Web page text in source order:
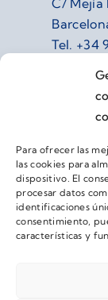
Para ofrecer las
las cookies para
dispositivo. El
procesar datos
identificaciones
consentimiento,
características y
C/ Mejía
Tel. +34